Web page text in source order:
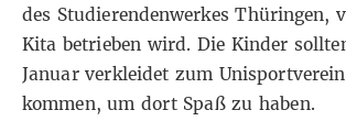
des Studierendenwerkes Thüringen,
Kita betrieben wird. Die Kinder
Januar verkleidet zum
kommen, um dort Spaß zu haben.